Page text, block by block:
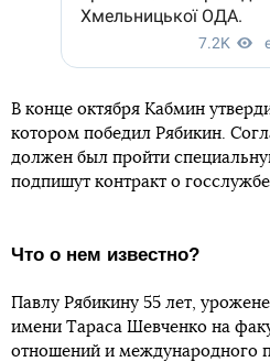
В конце октября Кабмин
котором победил Рябикин.
должен был пройти
подпишут контракт о
Что о нем известно?
Павлу Рябикину 55 лет,
имени Тараса Шевченко на
отношений и международного